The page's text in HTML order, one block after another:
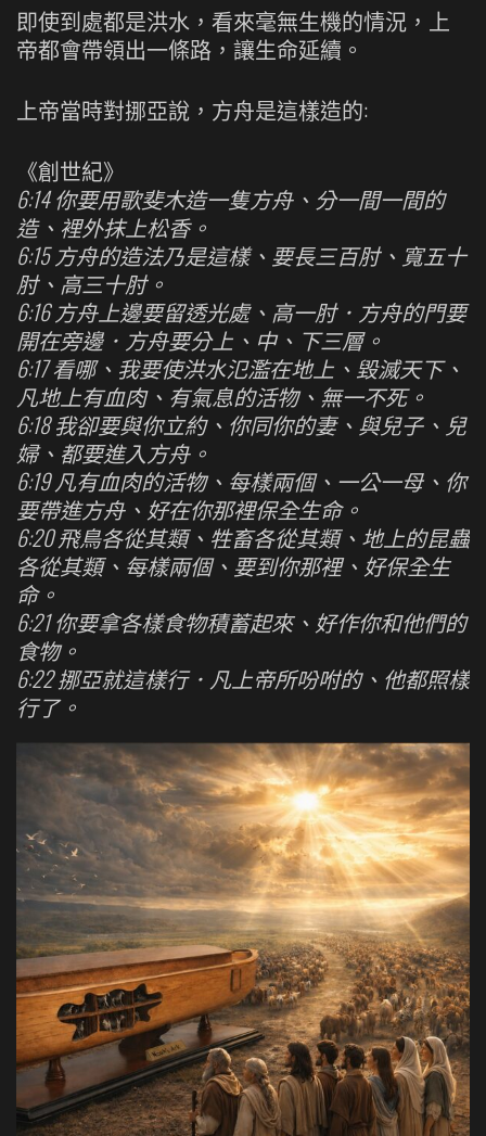
即使到處都是洪水，看來毫無生機的情況，上
帝都會帶領出一條路，讓生命延續。
上帝當時對挪亞說，方舟是這樣造的:
《創世紀》
6:14 你要用歌斐木造一隻方舟、分一間一間的
造、裡外抹上松香。
6:15 方舟的造法乃是這樣、要長三百肘、寬五十
肘、高三十肘。
6:16 方舟上邊要留透光處、高一肘．方舟的門要
開在旁邊．方舟要分上、中、下三層。
6:17 看哪、我要使洪水氾濫在地上、毀滅天下、
凡地上有血肉、有氣息的活物、無一不死。
6:18 我卻要與你立約、你同你的妻、與兒子、兒
婦、都要進入方舟。
6:19 凡有血肉的活物、每樣兩個、一公一母、你
要帶進方舟、好在你那裡保全生命。
6:20 飛鳥各從其類、牲畜各從其類、地上的昆蟲
各從其類、每樣兩個、要到你那裡、好保全生
命。
6:21 你要拿各樣食物積蓄起來、好作你和他們的
食物。
6:22 挪亞就這樣行．凡上帝所吩咐的、他都照樣
行了。